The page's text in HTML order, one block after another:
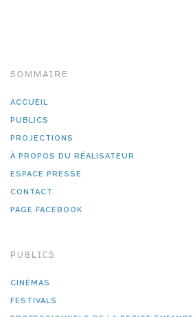
SOMMAIRE
ACCUEIL
PUBLICS
PROJECTIONS
À PROPOS DU RÉALISATEUR
ESPACE PRESSE
CONTACT
PAGE FACEBOOK
PUBLICS
CINÉMAS
FESTIVALS